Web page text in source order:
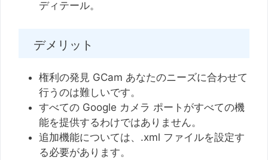
ディテール。
デメリット
権利の発見 GCam あなたのニーズに合わせて
行うのは難しいです。
すべての Google カメラ ポートがすべての機
能を提供するわけではありません。
追加機能については、.xml ファイルを設定す
る必要があります。